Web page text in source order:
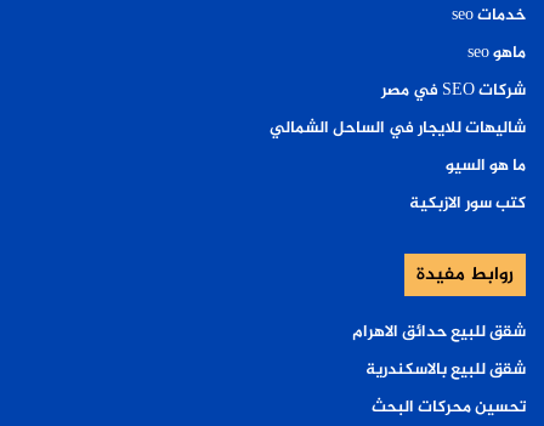
خدمات seo
ماهو seo
شركات SEO في مصر
شاليهات للايجار في الساحل الشمالي
ما هو السيو
كتب سور الازبكية
روابط مفيدة
شقق للبيع حدائق الاهرام
شقق للبيع بالاسكندرية
تحسين محركات البحث